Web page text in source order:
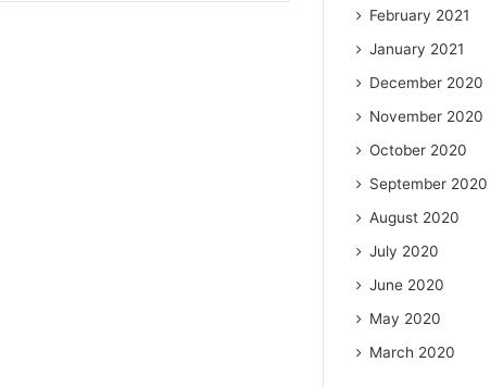
February 2021
January 2021
December 2020
November 2020
October 2020
September 2020
August 2020
July 2020
June 2020
May 2020
March 2020